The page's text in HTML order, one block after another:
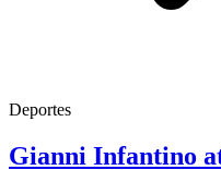
Deportes
Gianni Infantino